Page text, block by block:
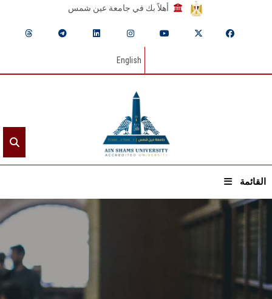
أهلاً بك في جامعة عين شمس
English
القائمة
الرئيسيـة
عن الجامعة
القطاعـات